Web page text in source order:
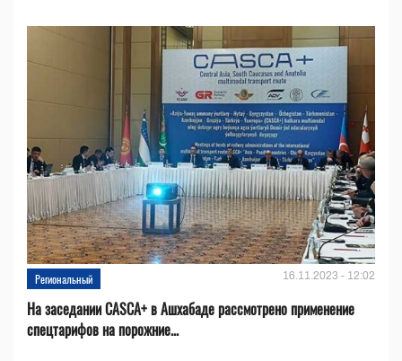
Региональный 16.11.2023 - 12:02
На заседании CASCA+ в Ашхабаде рассмотрено применение
спецтарифов на порожние...